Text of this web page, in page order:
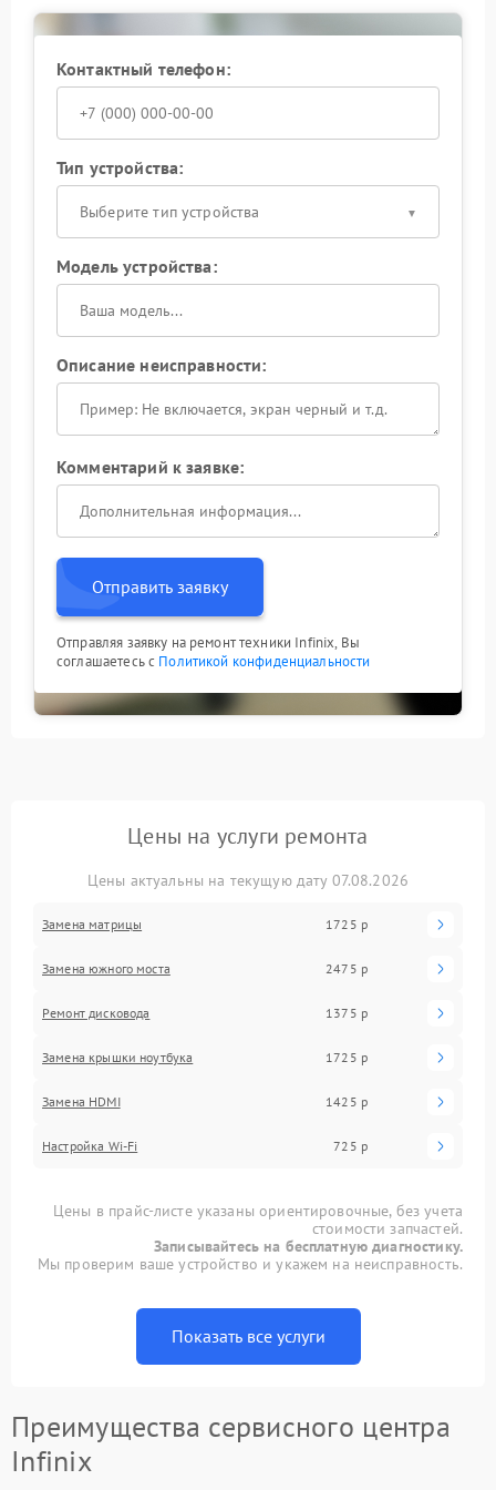
Контактный телефон:
Тип устройства:
Выберите тип устройства
Модель устройства:
Описание неисправности:
Комментарий к заявке:
Отправить заявку
Отправляя заявку на ремонт техники Infinix, Вы
соглашаетесь с Политикой конфиденциальности
Цены на услуги ремонта
Цены актуальны на текущую дату 07.08.2026
Замена матрицы 1725 р
Замена южного моста 2475 р
Ремонт дисковода 1375 р
Замена крышки ноутбука 1725 р
Замена HDMI 1425 р
Настройка Wi-Fi 725 р
Цены в прайс-листе указаны ориентировочные, без учета
стоимости запчастей.
Записывайтесь на бесплатную диагностику.
Мы проверим ваше устройство и укажем на неисправность.
Показать все услуги
Преимущества сервисного центра
Infinix